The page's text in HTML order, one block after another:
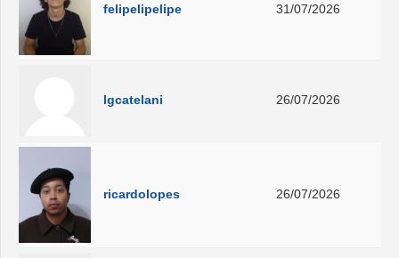
felipelipelipe 31/07/2026
lgcatelani 26/07/2026
ricardolopes 26/07/2026